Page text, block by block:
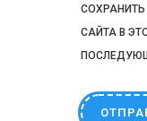
СОХРАНИТЬ
САЙТА В